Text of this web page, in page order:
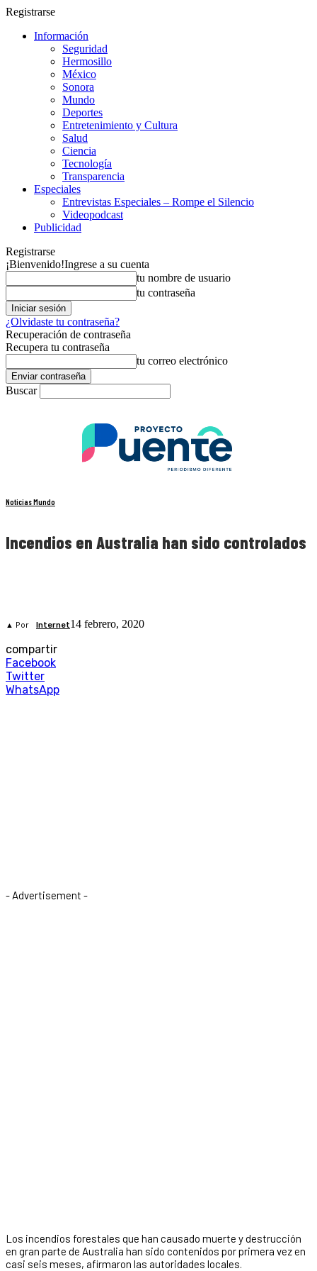
Registrarse
Información
Seguridad
Hermosillo
México
Sonora
Mundo
Deportes
Entretenimiento y Cultura
Salud
Ciencia
Tecnología
Transparencia
Especiales
Entrevistas Especiales – Rompe el Silencio
Videopodcast
Publicidad
Registrarse
¡Bienvenido!Ingrese a su cuenta
tu nombre de usuario
tu contraseña
¿Olvidaste tu contraseña?
Recuperación de contraseña
Recupera tu contraseña
tu correo electrónico
Buscar
Noticias Mundo
Incendios en Australia han sido controlados
▲ Por Internet14 febrero, 2020
compartir
Facebook
Twitter
WhatsApp
- Advertisement -
Los incendios forestales que han causado muerte y destrucción
en gran parte de Australia han sido contenidos por primera vez en
casi seis meses, afirmaron las autoridades locales.